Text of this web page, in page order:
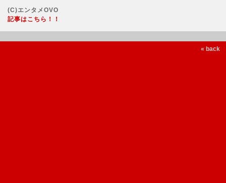
(C)エンタメOVO
記事はこちら！！
« back